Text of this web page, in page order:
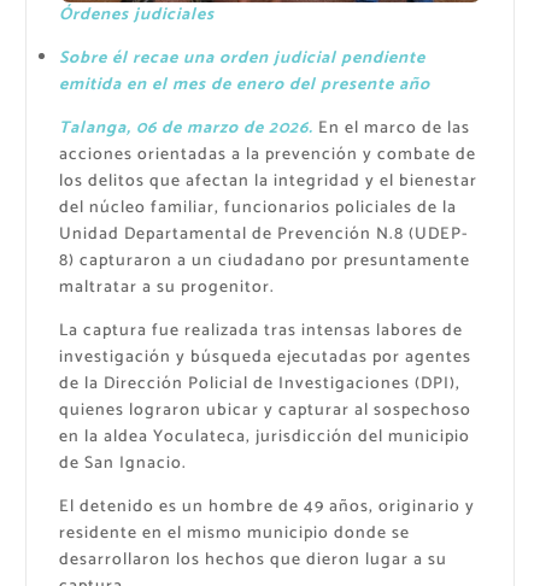
Órdenes judiciales
Sobre él recae una orden judicial pendiente
emitida en el mes de enero del presente año
Talanga, 06 de marzo de 2026. En el marco de las
acciones orientadas a la prevención y combate de
los delitos que afectan la integridad y el bienestar
del núcleo familiar, funcionarios policiales de la
Unidad Departamental de Prevención N.8 (UDEP-
8) capturaron a un ciudadano por presuntamente
maltratar a su progenitor.
La captura fue realizada tras intensas labores de
investigación y búsqueda ejecutadas por agentes
de la Dirección Policial de Investigaciones (DPI),
quienes lograron ubicar y capturar al sospechoso
en la aldea Yoculateca, jurisdicción del municipio
de San Ignacio.
El detenido es un hombre de 49 años, originario y
residente en el mismo municipio donde se
desarrollaron los hechos que dieron lugar a su